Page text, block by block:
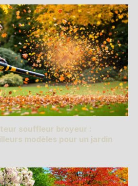
souffleur broyeur :
modèles pour un jardin